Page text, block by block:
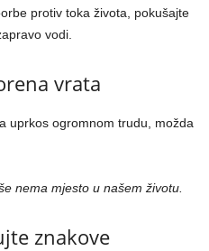
protiv toka života, pokušajte
vodi.
vrata
uprkos ogromnom trudu, možda
nema mjesto u našem životu.
znakove